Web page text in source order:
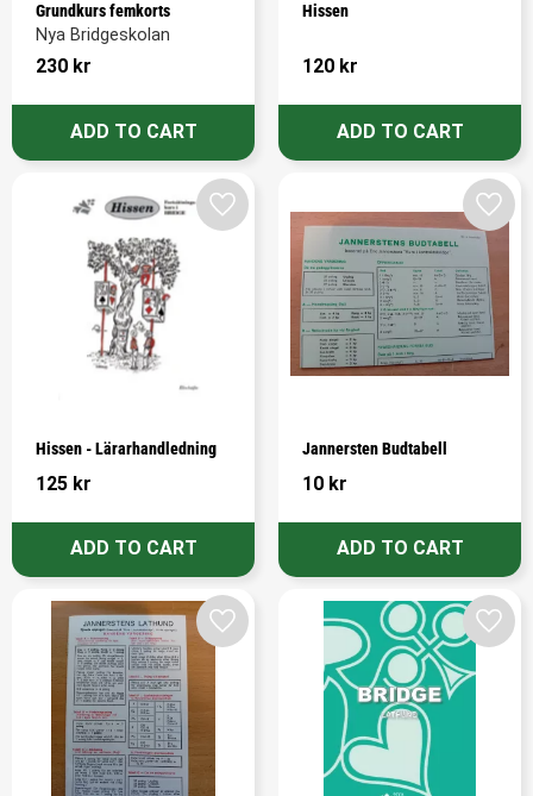
Grundkurs femkorts
Nya Bridgeskolan
230 kr
Hissen
120 kr
Hissen - Lärarhandledning
125 kr
Add to favorites
Jannersten Budtabell
10 kr
Add
Add to favorites Add